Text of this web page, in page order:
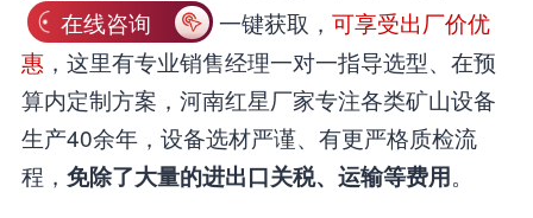
在线咨询
一键获取，可享受出厂价优
惠，这里有专业销售经理一对一指导选型、在预
算内定制方案，河南红星厂家专注各类矿山设备
生产40余年，设备选材严谨、有更严格质检流
程， 免除了大量的进出口关税、运输等费用。